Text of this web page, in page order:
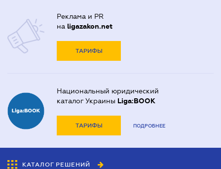
Реклама и PR
на ligazakon.net
ТАРИФЫ
Национальный юридический
каталог Украины Liga:BOOK
ТАРИФЫ ПОДРОБНЕЕ
КАТАЛОГ РЕШЕНИЙ